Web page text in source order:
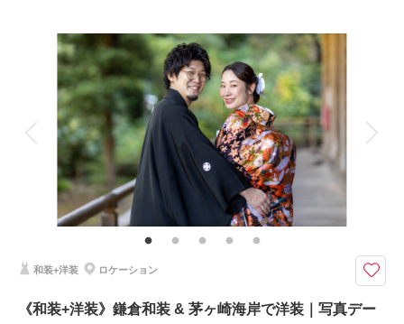
相談予約する
来店・オンライン
撮影日の空き
を確認する
撮影料 新婦衣装1着 新郎衣装1着
着付け ヘアメイク 小物一式
アルバム データ 100 カット 台紙付写真
衣装追加 会食 挙式
家族と撮影 家族用衣装レンタル ペットと撮影
その他含むもの
撮影データ（約100カット）・白無垢or色打掛・紋付袴・ヘアメイク・着付
け・撮影アテンド・撮影小物・和ブーケ・移動費・施設利用料
＜お子様やご友人の参加も大歓迎＞新郎新婦お着物一式〜撮影小物まで全て
がプランに含まれております。移動はご自身でお願いしております
⚫︎データ：約100カット
和装+洋装 ロケーション
《和装+洋装》鎌倉和装 & 茅ヶ崎海岸で洋装｜写真デー